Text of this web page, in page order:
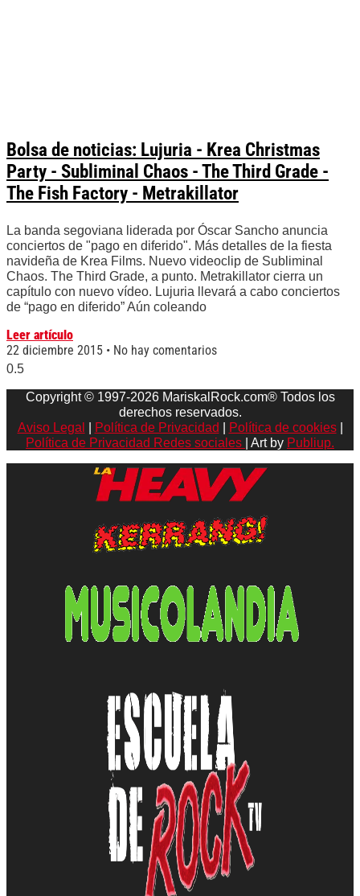
Bolsa de noticias: Lujuria - Krea Christmas
Party - Subliminal Chaos - The Third Grade -
The Fish Factory - Metrakillator
La banda segoviana liderada por Óscar Sancho anuncia
conciertos de "pago en diferido". Más detalles de la fiesta
navideña de Krea Films. Nuevo videoclip de Subliminal
Chaos. The Third Grade, a punto. Metrakillator cierra un
capítulo con nuevo vídeo. Lujuria llevará a cabo conciertos
de “pago en diferido” Aún coleando
Leer artículo
22 diciembre 2015
No hay comentarios
Copyright © 1997-2026 MariskalRock.com® Todos los
derechos reservados.
Aviso Legal
Política de Privacidad Política de cookies|
Política de Privacidad Redes sociales
| Art by Publiup.